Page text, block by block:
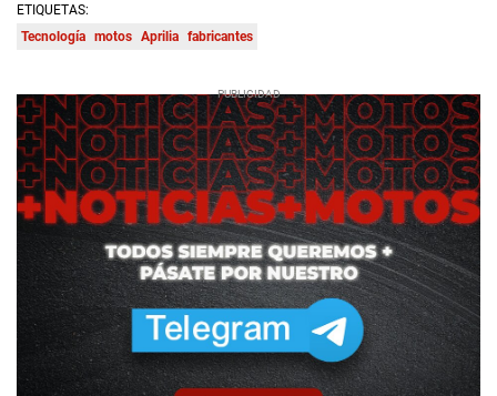
ETIQUETAS:
Tecnología motos Aprilia fabricantes